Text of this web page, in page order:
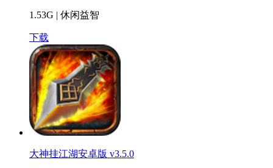
1.53G | 休闲益智
下载
大神挂江湖安卓版 v3.5.0